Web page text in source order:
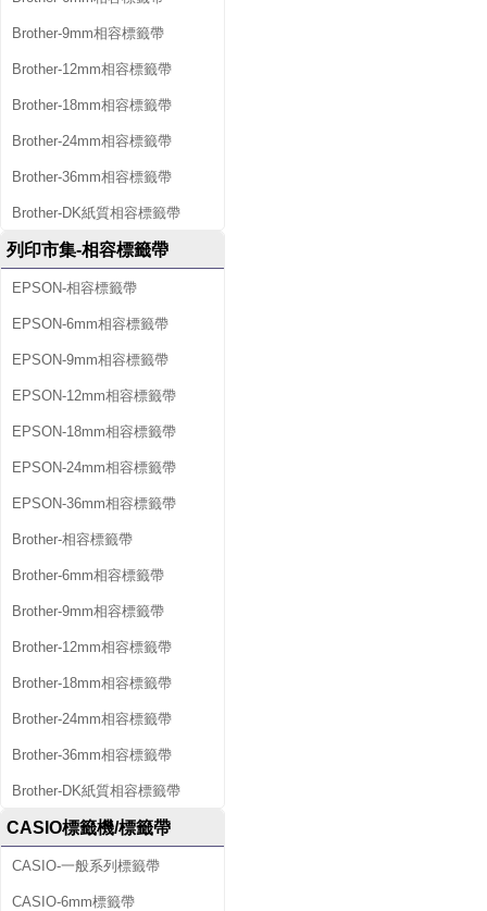
Brother-9mm相容標籤帶
Brother-12mm相容標籤帶
Brother-18mm相容標籤帶
Brother-24mm相容標籤帶
Brother-36mm相容標籤帶
Brother-DK紙質相容標籤帶
列印市集-相容標籤帶
EPSON-相容標籤帶
EPSON-6mm相容標籤帶
EPSON-9mm相容標籤帶
EPSON-12mm相容標籤帶
EPSON-18mm相容標籤帶
EPSON-24mm相容標籤帶
EPSON-36mm相容標籤帶
Brother-相容標籤帶
Brother-6mm相容標籤帶
Brother-9mm相容標籤帶
Brother-12mm相容標籤帶
Brother-18mm相容標籤帶
Brother-24mm相容標籤帶
Brother-36mm相容標籤帶
Brother-DK紙質相容標籤帶
CASIO標籤機/標籤帶
CASIO-一般系列標籤帶
CASIO-6mm標籤帶